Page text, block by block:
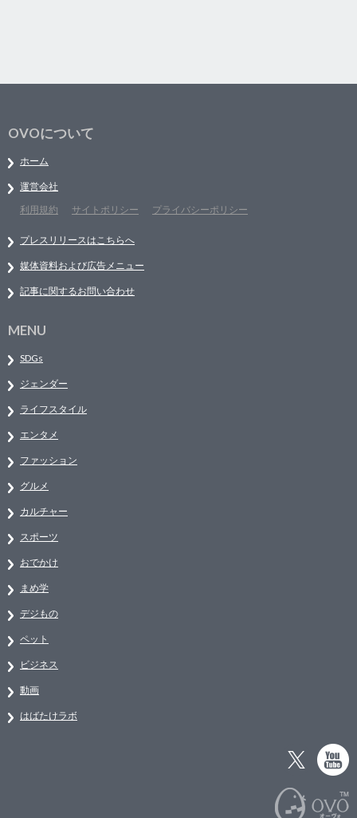
OVOについて
ホーム
運営会社
利用規約
サイトポリシー プライバシーポリシー
プレスリリースはこちらへ
媒体資料および広告メニュー
記事に関するお問い合わせ
MENU
SDGs
ジェンダー
ライフスタイル
エンタメ
ファッション
グルメ
カルチャー
スポーツ
おでかけ
まめ学
デジもの
ペット
ビジネス
動画
はばたけラボ